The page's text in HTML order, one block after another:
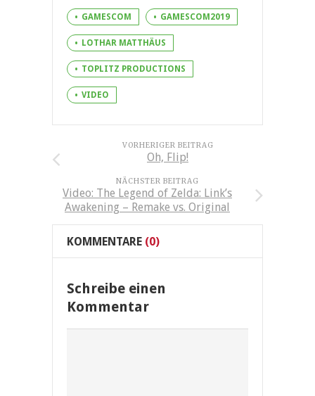
GAMESCOM GAMESCOM2019
LOTHAR MATTHÄUS
TOPLITZ PRODUCTIONS
VIDEO
VORHERIGER BEITRAG
Oh, Flip!
NÄCHSTER BEITRAG
Video: The Legend of Zelda: Link’s
Awakening – Remake vs. Original
KOMMENTARE (0)
Schreibe einen
Kommentar